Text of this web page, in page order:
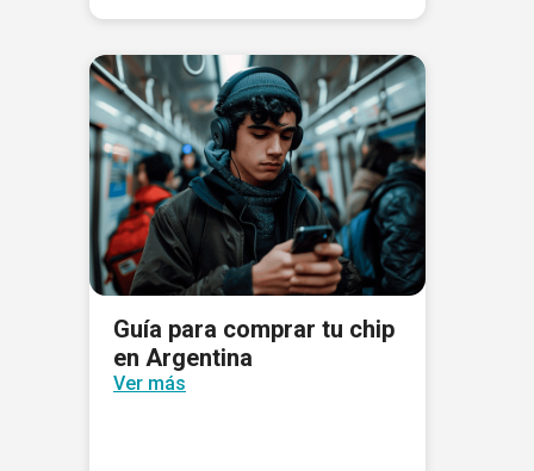
Guía para comprar tu chip
en Argentina
Ver más